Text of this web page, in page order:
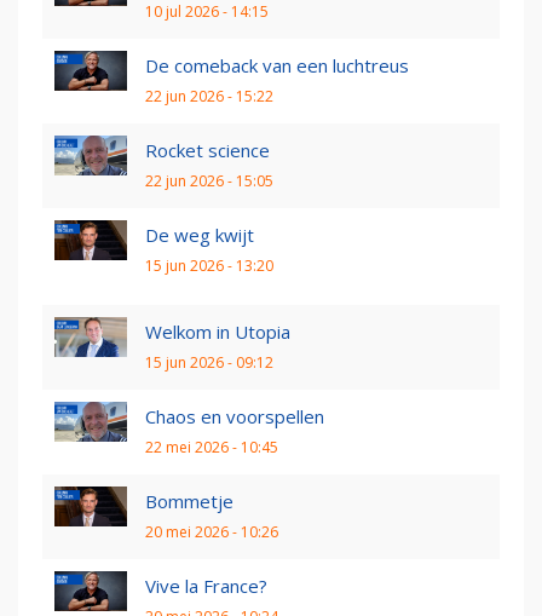
10 jul 2026 - 14:15
De comeback van een luchtreus
22 jun 2026 - 15:22
Rocket science
22 jun 2026 - 15:05
De weg kwijt
15 jun 2026 - 13:20
Welkom in Utopia
15 jun 2026 - 09:12
Chaos en voorspellen
22 mei 2026 - 10:45
Bommetje
20 mei 2026 - 10:26
Vive la France?